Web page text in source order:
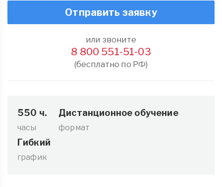
Отправить заявку
или звоните
8 800 551-51-03
(бесплатно по РФ)
550 ч.
часы
Дистанционное обучение
формат
Гибкий
график